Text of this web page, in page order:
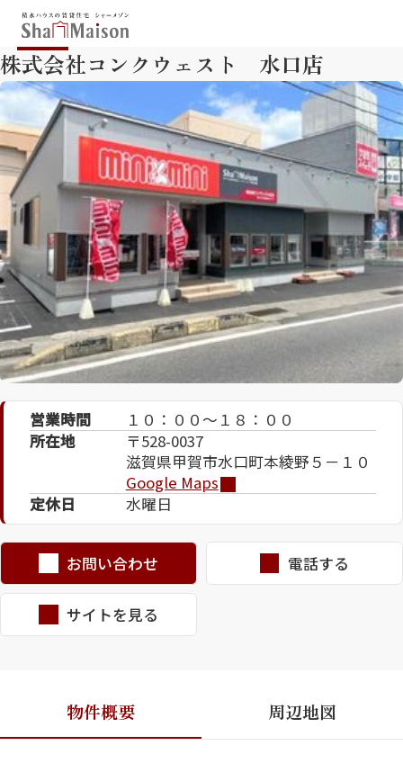
保存した条件
お気に入り
新着メール設定
最近見た物件
北海道 東北
関東
関西
九州
市区郡・路線・駅から探す
通勤・通学時間から探す
地図から探す
人気のカテゴリから探す
シャーメゾンとは
シャーメゾンセレクショ
株式会社コンクウェスト 水口店
営業時間
１０：００～１８：００
所在地
〒528-0037
滋賀県甲賀市水口町本綾野５－１０
Google Maps
定休日
水曜日
お問い合わせ 電話する
サイトを見る
物件概要 周辺地図